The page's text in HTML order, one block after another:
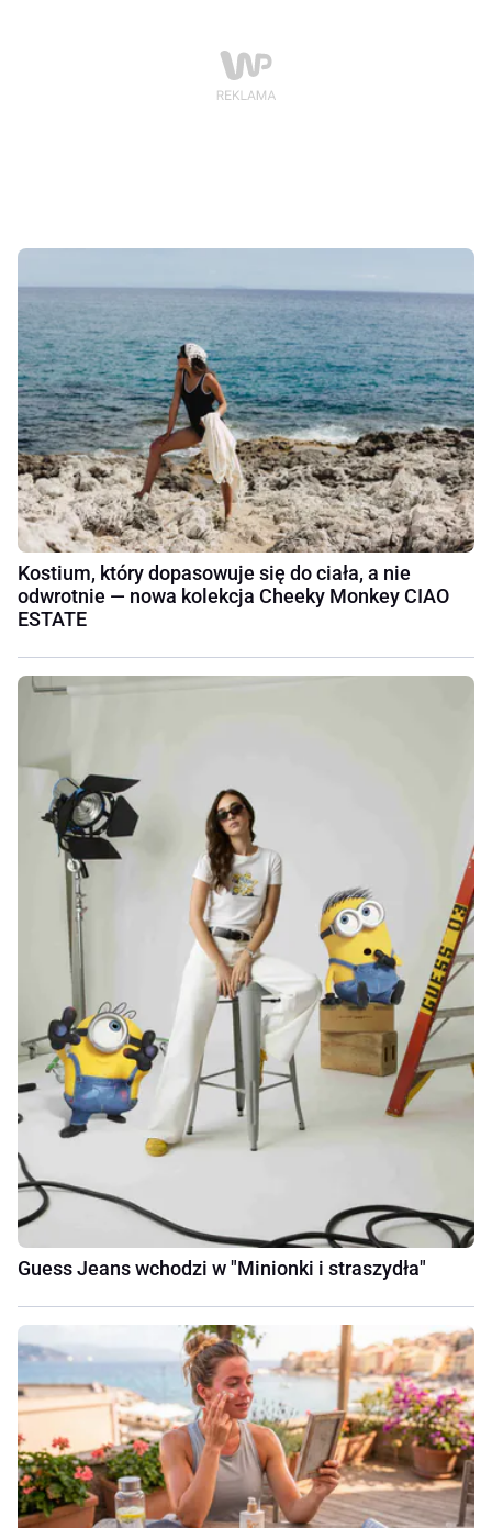
Kostium, który dopasowuje się do ciała, a nie
odwrotnie — nowa kolekcja Cheeky Monkey CIAO
ESTATE
Guess Jeans wchodzi w "Minionki i straszydła"